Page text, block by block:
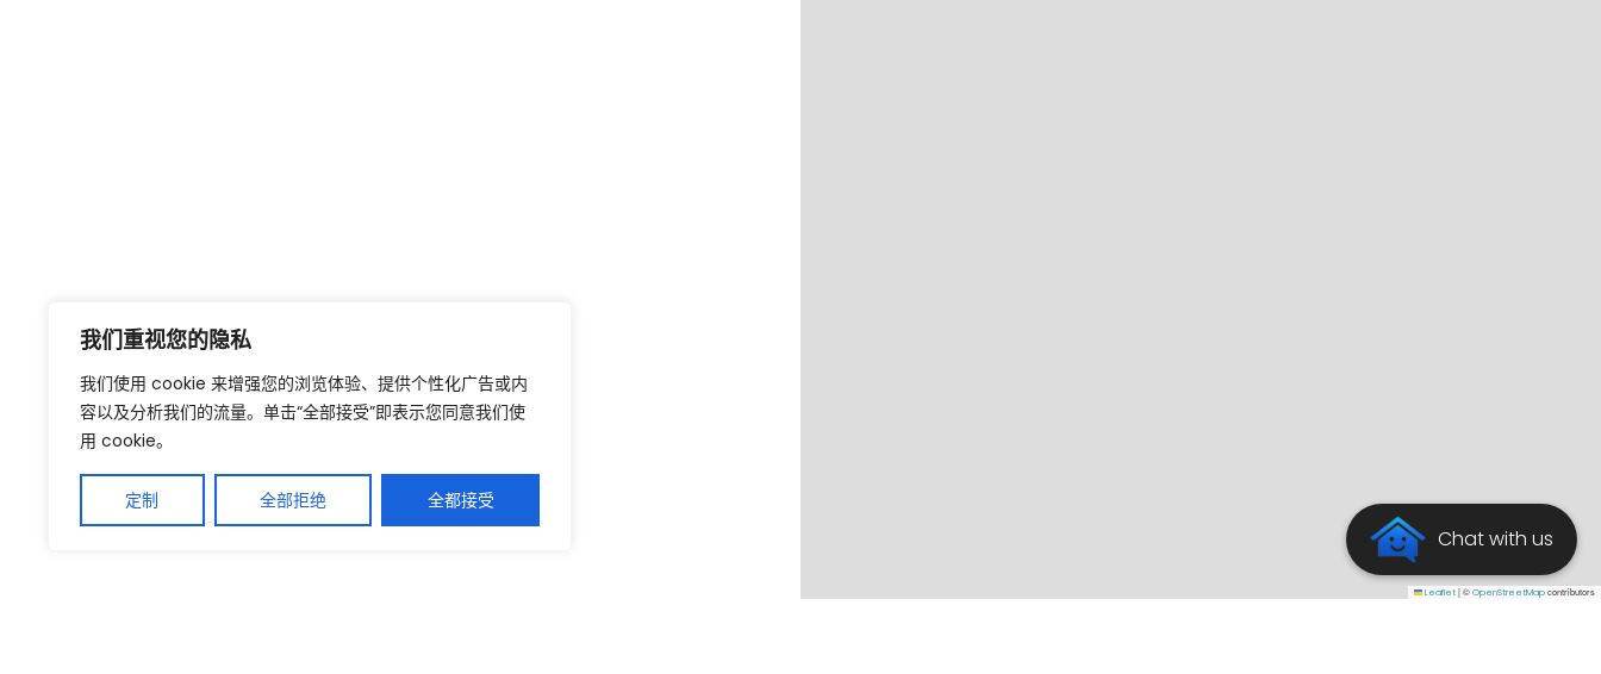
我们重视您的隐私
我们使用 cookie 来增强您的浏览体验、提供个性化广告或内
容以及分析我们的流量。单击“全部接受”即表示您同意我们使
用 cookie。
定制 全部拒绝 全都接受
Chat with us
Leaflet|©OpenStreetMapcontributors